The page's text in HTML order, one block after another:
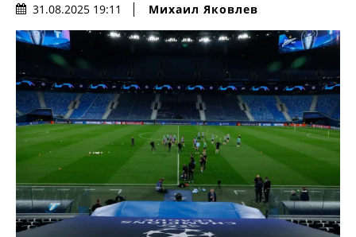
31.08.2025 19:11 Михаил Яковлев